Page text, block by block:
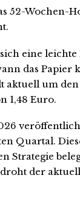
52-Wochen-
eine
das Papier
aktuell um den
1,48 Euro.
Quartal.
Strategie
der